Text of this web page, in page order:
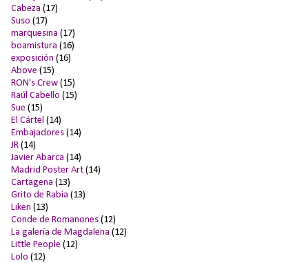
Cabeza (17)
Suso (17)
marquesina (17)
boamistura (16)
exposición (16)
Above (15)
RON's Crew (15)
Raúl Cabello (15)
Sue (15)
El Cártel (14)
Embajadores (14)
JR (14)
Javier Abarca (14)
Madrid Poster Art (14)
Cartagena (13)
Grito de Rabia (13)
Liken (13)
Conde de Romanones (12)
La galería de Magdalena (12)
Little People (12)
Lolo (12)